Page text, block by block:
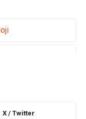
Taşımacılık
X / Twitter